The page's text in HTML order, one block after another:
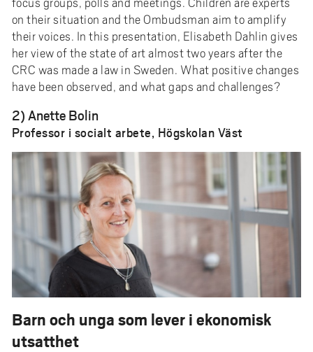
focus groups, polls and meetings. Children are experts
on their situation and the Ombudsman aim to amplify
their voices. In this presentation, Elisabeth Dahlin gives
her view of the state of art almost two years after the
CRC was made a law in Sweden. What positive changes
have been observed, and what gaps and challenges?
2) Anette Bolin
Professor i socialt arbete, Högskolan Väst
Barn och unga som lever i ekonomisk
utsatthet